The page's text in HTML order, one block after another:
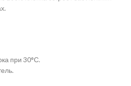
при 30°С.